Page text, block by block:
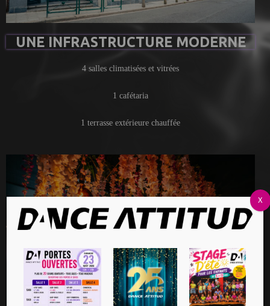
UNE INFRASTRUCTURE MODERNE
4 salles climatisées et vitrées
1 cafétaria
1 terrasse extérieure chauffée
X